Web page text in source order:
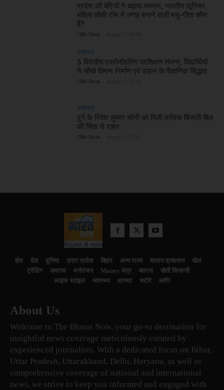
प्रदेश की बेटियों ने बढ़ाया सम्मान, भारतीय जूनियर
महिला हॉकी टीम में जगह बनाने वाली मधु-गीता कौन
हैं?
TBN Desk
छत्तीसगढ़
5 दिवसीय एयरोमॉडलिंग प्रशिक्षण संपन्न, विद्यार्थियों
ने सीखे विमान निर्माण एवं उड़ान के वैज्ञानिक सिद्धांत
TBN Desk
छत्तीसगढ़
दुर्ग के रितेश कुमार सोनी को मिली मासिक बिजली बिल
की चिंता से राहत
TBN Desk
होम देश दुनिया उत्तर प्रदेश बिहार अन्य राज्य शासन प्रशासन
खेल
ट्रेंडिंग
अपराध मनोरंजन Money मंत्र बतरस
खेती किसानी
लाइफ स्टाइल
स्वास्थ्य आस्था चटोरे ब्लॉग
About Us
Welcome to The Bharat Now, your go-to destination for
insightful news coverage meticulously curated by
experienced journalists. With a dedicated focus on Bihar,
Uttar Pradesh, Uttarakhand, Delhi, Haryana, as well as
comprehensive coverage of national and international
news, we strive to keep you informed and engaged with